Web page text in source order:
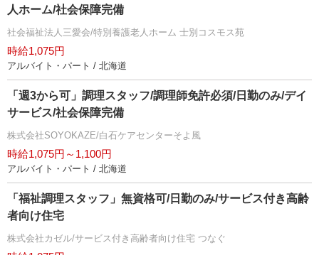
人ホーム/社会保障完備
社会福祉法人三愛会/特別養護老人ホーム 士別コスモス苑
時給1,075円
アルバイト・パート / 北海道
「週3から可」調理スタッフ/調理師免許必須/日勤のみ/デイ
サービス/社会保障完備
株式会社SOYOKAZE/白石ケアセンターそよ風
時給1,075円～1,100円
アルバイト・パート / 北海道
「福祉調理スタッフ」無資格可/日勤のみ/サービス付き高齢
者向け住宅
株式会社カゼル/サービス付き高齢者向け住宅 つなぐ